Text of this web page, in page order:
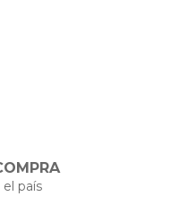
país